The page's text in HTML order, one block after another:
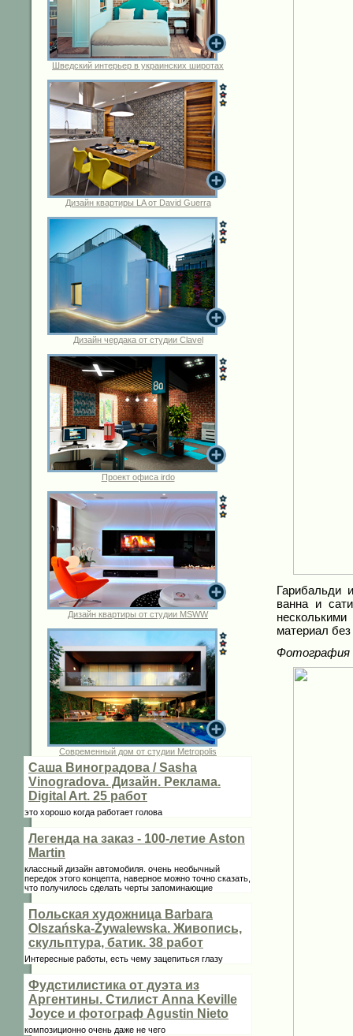
Шведский интерьер в украинских широтах
Дизайн квартиры LA от David Guerra
Дизайн чердака от студии Clavel
Проект офиса irdo
Дизайн квартиры от студии MSWW
Современный дом от студии Metropolis
Саша Виноградова / Sasha
Vinogradova. Дизайн. Реклама.
Digital Art. 25 работ
это хорошо когда работает голова
Легенда на заказ - 100-летие Aston
Martin
классный дизайн автомобиля. очень необычный
передок этого концепта, наверное можно точно сказать,
что получилось сделать черты запоминающие
Польская художница Barbara
Olszańska-Żywalewska. Живопись,
скульптура, батик. 38 работ
Интересные работы, есть чему зацепиться глазу
Фудстилистика от дуэта из
Аргентины. Стилист Anna Keville
Joycе и фотограф Agustin Nieto
композиционно очень даже не чего
Гарибальди
ванна и
материал
Фотография